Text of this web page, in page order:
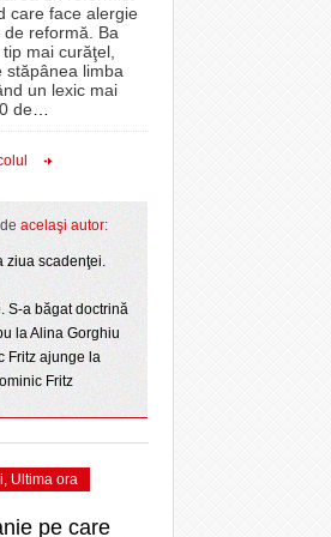
„Sub semnul
- 4
proiectelor derulate de instituție din fonduri
europene/FOTO
ANAF oferă persoanelor fizice posibilitatea să
beneficieze de Declarația Unică 212
2025
CLIPURI VIDEO
JOCURI ONLINE
DIVERSE
FARMACII DIN
GRĂDINIŢE DIN TIMIŞ
PRIMĂRIILE DIN TIMIŞ
SFATUL MEDICULUI
SFATURI JURIDICE
care face alergie
de reformă. Ba
mai curăţel,
stăpânea limba
un lexic mai
de
acelaşi autor:
ziua scadenţei.
S-a băgat doctrină
la Alina Gorghiu
Fritz ajunge la
Fritz
, Ultima ora
pe care